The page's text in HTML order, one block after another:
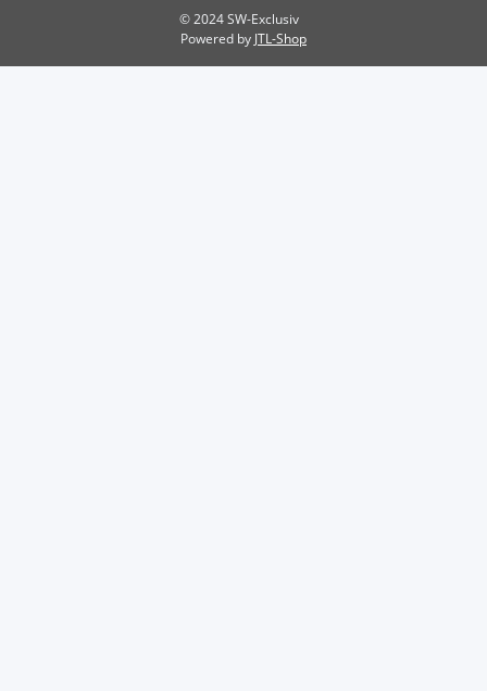
© 2024 SW-Exclusiv
Powered by JTL-Shop